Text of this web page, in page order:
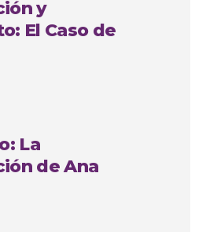
y
El Caso de
La
de Ana
Arango con